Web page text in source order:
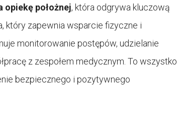
położnej, która odgrywa kluczową
który zapewnia wsparcie fizyczne i
monitorowanie postępów, udzielanie
z zespołem medycznym. To wszystko
bezpiecznego i pozytywnego